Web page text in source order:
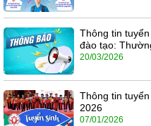
Thông tin
đào tạo:
20/03/2026
Thông tin
2026
07/01/2026